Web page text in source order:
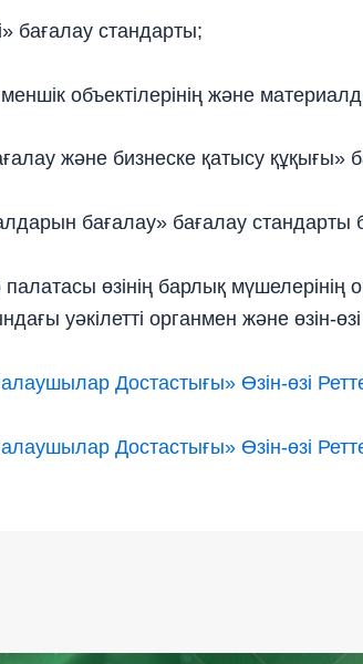
бағалау стандарты;
объектiлерiнiң және
және бизнеске қатысу құқығы»
бағалау» бағалау стандарты
өзінің барлық
уәкілетті органмен және өзін-
Достастығы» Өзін-өзі
Достастығы» Өзін-өзі